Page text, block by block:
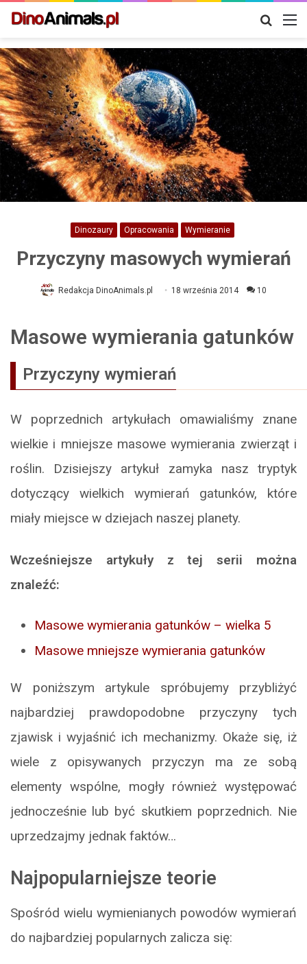
Szukaj
Dinozaury Opracowania Wymieranie
Przyczyny masowych wymierań
Redakcja DinoAnimals.pl 18 września 2014 10
Masowe wymierania gatunków
Przyczyny wymierań
W poprzednich artykułach omawialiśmy znane
wielkie i mniejsze masowe wymierania zwierząt i
roślin. Dzisiejszy artykuł zamyka nasz tryptyk
dotyczący wielkich wymierań gatunków, które
miały miejsce w dziejach naszej planety.
Wcześniejsze artykuły z tej serii można
znaleźć:
Masowe wymierania gatunków – wielka 5
Masowe mniejsze wymierania gatunków
W poniższym artykule spróbujemy przybliżyć
najbardziej prawdopodobne przyczyny tych
zjawisk i wyjaśnić ich mechanizmy. Okaże się, iż
wiele z opisywanych przyczyn ma ze sobą
elementy wspólne, mogły również występować
jednocześnie lub być skutkiem poprzednich. Nie
uprzedzajmy jednak faktów…
Najpopularniejsze teorie
Spośród wielu wymienianych powodów wymierań
do najbardziej popularnych zalicza się: